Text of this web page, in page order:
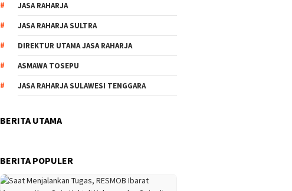
JASA RAHARJA
JASA RAHARJA SULTRA
DIREKTUR UTAMA JASA RAHARJA
ASMAWA TOSEPU
JASA RAHARJA SULAWESI TENGGARA
BERITA UTAMA
BERITA POPULER